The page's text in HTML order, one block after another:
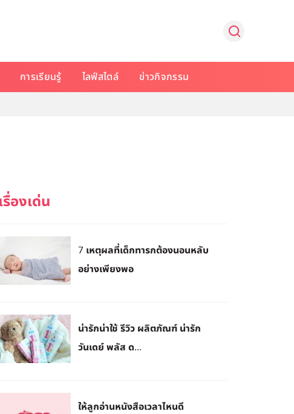
การเรียนรู้ ไลฟ์สไตล์ ข่าวกิจกรรม
7 เหตุผลที่เด็กทารกต้องนอนหลับ
อย่างเพียงพอ
น่ารักน่าใช้ รีวิว ผลิตภัณฑ์ น่ารัก
วันเดย์ พลัส ด...
ให้ลูกอ่านหนังสือเวลาไหนดี